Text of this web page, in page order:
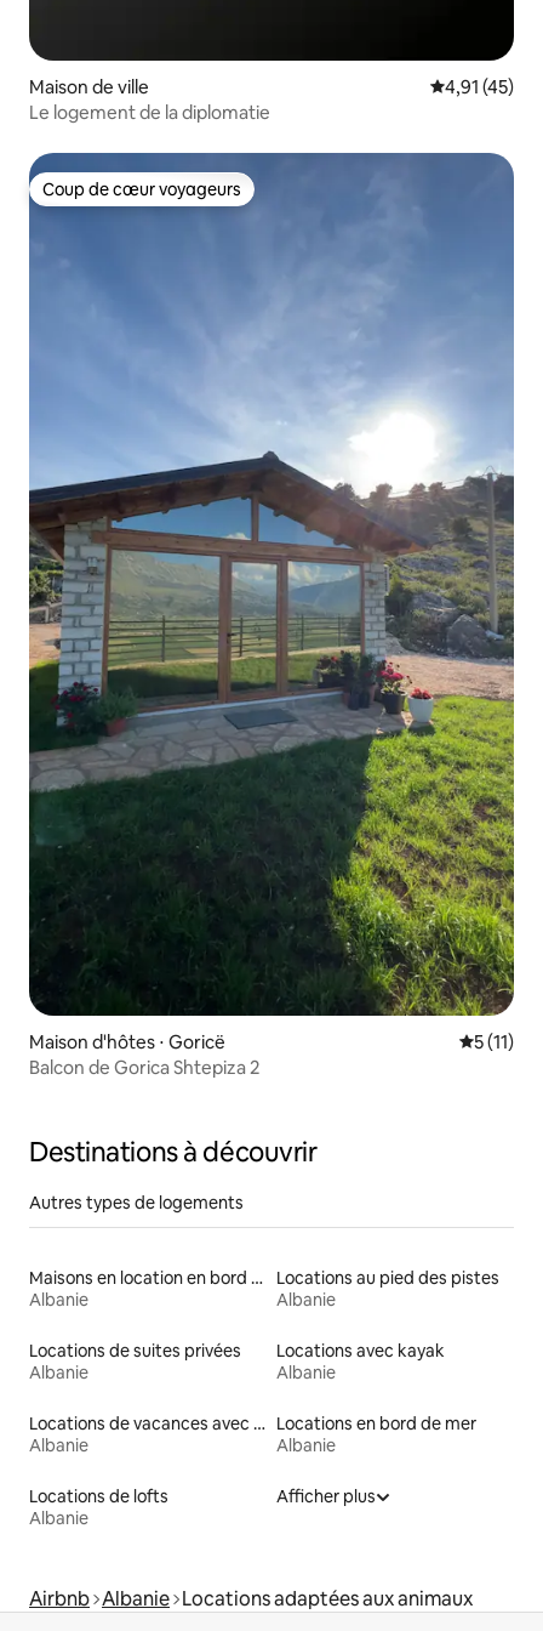
Maison de ville Évaluation
4,91 (45)
Le logement de la diplomatie
Coup de cœur voyageurs
Coup de cœur voyageurs
Maison d'hôtes ⋅ Goricë
5 (11)
Balcon de Gorica Shtepiza 2
Destinations à découvrir
Autres types de logements
Maisons en location en bord de mer
Albanie
Locations au pied des pistes
Albanie
Locations de suites privées
Albanie
Locations avec kayak
Albanie
Locations de vacances avec piscine
Albanie
Locations en bord de mer
Albanie
Locations de lofts
Albanie
Afficher plus
Airbnb Albanie Locations adaptées aux animaux